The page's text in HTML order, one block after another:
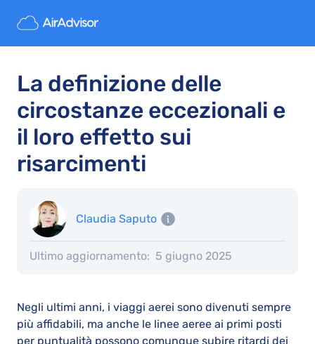
La definizione delle
circostanze eccezionali e
il loro effetto sui
risarcimenti
Claudia Saputo
Ultimo aggiornamento: 5 giugno 2025
Negli ultimi anni, i viaggi aerei sono divenuti sempre
più affidabili, ma anche le linee aeree ai primi posti
per puntualità possono comunque subire ritardi dei